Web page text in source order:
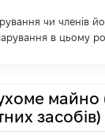
чи членів
в цьому
майно
засобів)